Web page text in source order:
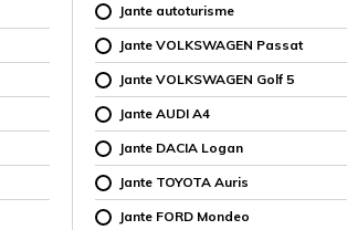
Jante autoturisme
Jante VOLKSWAGEN Passat
Jante VOLKSWAGEN Golf 5
Jante AUDI A4
Jante DACIA Logan
Jante TOYOTA Auris
Jante FORD Mondeo